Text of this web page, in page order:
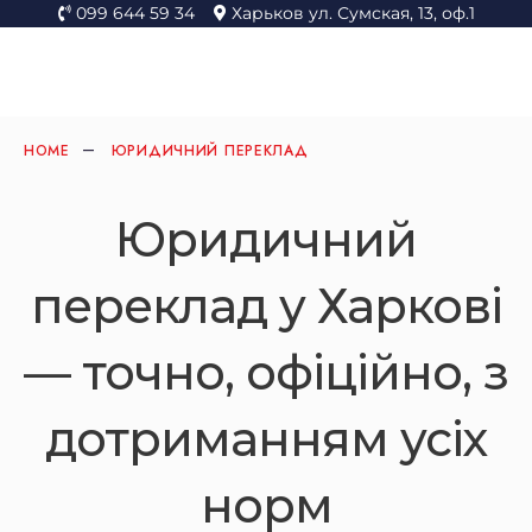
099 644 59 34 Харьков ул. Сумская, 13, оф.1
HOME ЮРИДИЧНИЙ ПЕРЕКЛАД
Юридичний
переклад у Харкові
— точно, офіційно, з
дотриманням усіх
норм